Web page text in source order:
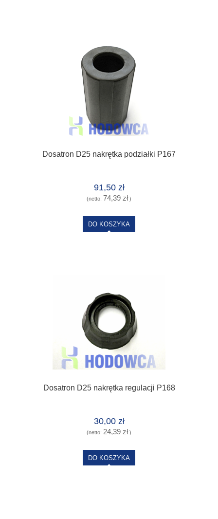
Dosatron D25 nakrętka podziałki P167
91,50 zł
(netto: 74,39 zł)
DO KOSZYKA
Dosatron D25 nakrętka regulacji P168
30,00 zł
(netto: 24,39 zł)
DO KOSZYKA